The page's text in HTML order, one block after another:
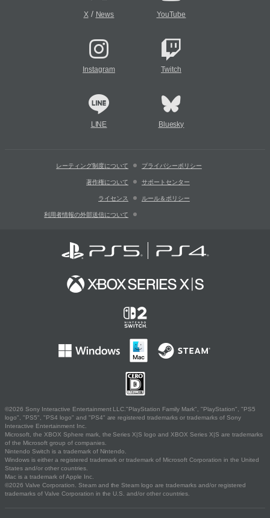
X/ News YouTube
Instagram Twitch
LINE Bluesky
レーティング制度について プライバシーポリシー
著作権について サポートセンター
ライセンス ルール＆ポリシー
利用者情報の外部送信について
©2026 Sony Interactive Entertainment LLC."PlayStation Family Mark", "PlayStation", "PS5
logo", "PS5", "PS4 logo" and "PS4" are registered trademarks or trademarks of Sony
Interactive Entertainment Inc.
Microsoft, the XBOX Sphere mark, the Series X|S logo and XBOX Series X|S are trademarks
of the Microsoft group of companies.
Nintendo Switch is a trademark of Nintendo.
Windows is either a registered trademark or trademark of Microsoft Corporation in the United
States and/or other countries.
Mac is a trademark of Apple Inc.
©2026 Valve Corporation. Steam and the Steam logo are trademarks and/or registered
trademarks of Valve Corporation in the U.S. and/or other countries.